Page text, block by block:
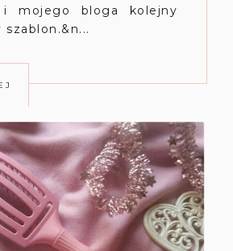
mojego bloga kolejny